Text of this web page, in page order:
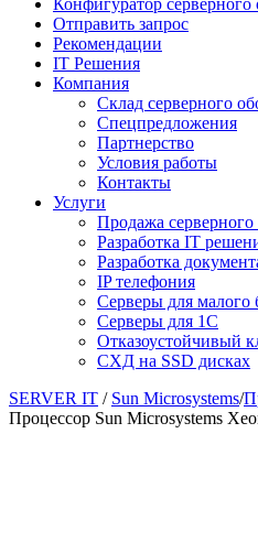
Отправить запрос
Рекомендации
IT Решения
Компания
Склад серверного
Спецпредложения
Партнерство
Условия работы
Контакты
Услуги
Продажа серверного
Разработка IT
Разработка
IP телефония
Серверы для малого
Серверы для 1С
Отказоустойчивый
СХД на SSD дисках
SERVER IT / Sun Microsystems/
Процессор Sun Microsystems